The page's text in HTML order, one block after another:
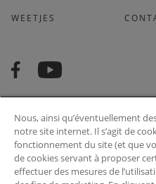
WEETJES
Souhaitez-vous recevoir des
ce qui vous intéresse? Nous
Nous, ainsi qu’éventuellement
notre site internet. Il s’agit de
fonctionnement du site (et que
de cookies servant à proposer
effectuer des mesures de